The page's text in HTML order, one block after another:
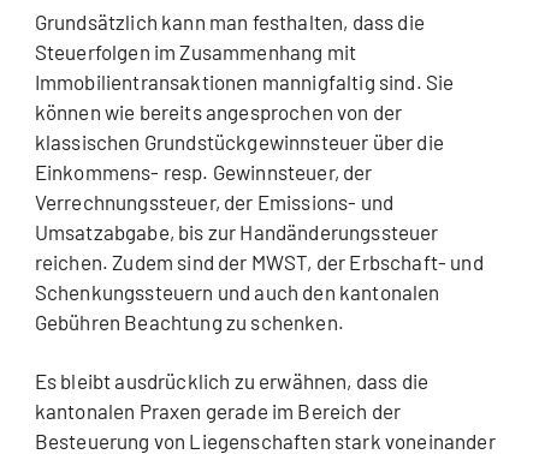
Grundsätzlich kann man festhalten, dass die
Steuerfolgen im Zusammenhang mit
Immobilientransaktionen mannigfaltig sind. Sie
können wie bereits angesprochen von der
klassischen Grundstückgewinnsteuer über die
Einkommens- resp. Gewinnsteuer, der
Verrechnungssteuer, der Emissions- und
Umsatzabgabe, bis zur Handänderungssteuer
reichen. Zudem sind der MWST, der Erbschaft- und
Schenkungssteuern und auch den kantonalen
Gebühren Beachtung zu schenken.
Es bleibt ausdrücklich zu erwähnen, dass die
kantonalen Praxen gerade im Bereich der
Besteuerung von Liegenschaften stark voneinander